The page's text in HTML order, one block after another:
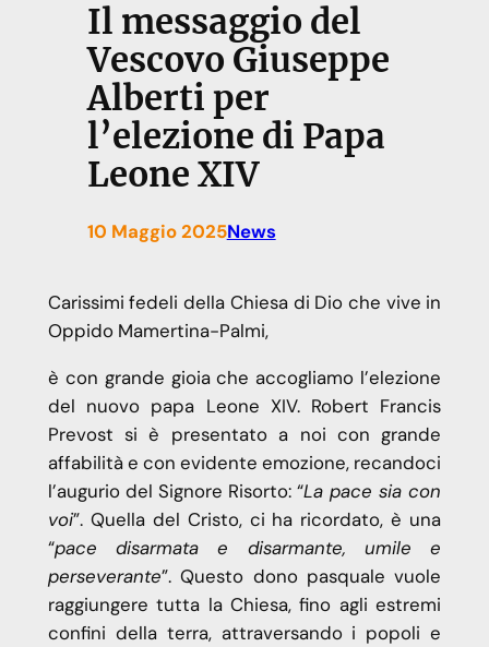
Il messaggio del
Vescovo Giuseppe
Alberti per
l’elezione di Papa
Leone XIV
10 Maggio 2025News
Carissimi fedeli della Chiesa di Dio che vive in
Oppido Mamertina-Palmi,
è con grande gioia che accogliamo l’elezione
del nuovo papa Leone XIV. Robert Francis
Prevost si è presentato a noi con grande
affabilità e con evidente emozione, recandoci
l’augurio del Signore Risorto: “La pace sia con
voi”. Quella del Cristo, ci ha ricordato, è una
“pace disarmata e disarmante, umile e
perseverante”. Questo dono pasquale vuole
raggiungere tutta la Chiesa, fino agli estremi
confini della terra, attraversando i popoli e